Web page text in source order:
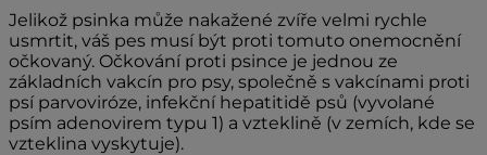
Jelikož psinka může nakažené zvíře velmi rychle
usmrtit, váš pes musí být proti tomuto onemocnění
očkovaný. Očkování proti psince je jednou ze
základních vakcín pro psy, společně s vakcínami proti
psí parvoviróze, infekční hepatitidě psů (vyvolané
psím adenovirem typu 1) a vzteklině (v zemích, kde se
vzteklina vyskytuje).